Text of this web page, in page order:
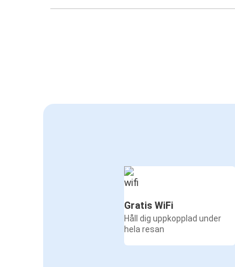
Gratis WiFi
Håll dig uppkopplad under
hela resan